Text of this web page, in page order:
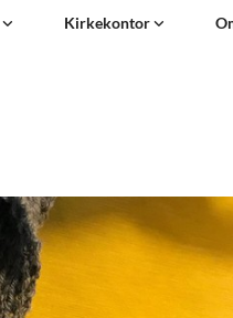
Kirkekontor